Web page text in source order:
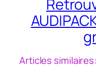
Articles similaires: